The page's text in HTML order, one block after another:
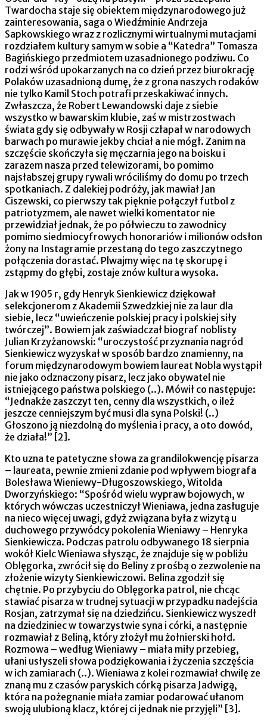
Twardocha staje się obiektem międzynarodowego już
zainteresowania, saga o Wiedźminie Andrzeja
Sapkowskiego wraz z rozlicznymi wirtualnymi mutacjami
rozdziałem kultury samym w sobie a “Katedra” Tomasza
Bagińskiego przedmiotem uzasadnionego podziwu. Co
rodzi wśród upokarzanych na co dzień przez biurokrację
Polaków uzasadnioną dumę, że z grona naszych rodaków
nie tylko Kamil Stoch potrafi przeskakiwać innych.
Zwłaszcza, że Robert Lewandowski daje z siebie
wszystko w bawarskim klubie, zaś w mistrzostwach
świata gdy się odbywały w Rosji człapał w narodowych
barwach po murawie jekby chciał a nie mógł. Zanim na
szczęście skończyła się męczarnia jego na boisku i
zarazem nasza przed telewizorami, bo pomimo
najsłabszej grupy rywali wróciliśmy do domu po trzech
spotkaniach. Z dalekiej podróży, jak mawiał Jan
Ciszewski, co pierwszy tak pięknie połączył futbol z
patriotyzmem, ale nawet wielki komentator nie
przewidział jednak, że po półwieczu to zawodnicy
pomimo siedmiocyfrowych honorariów i milionów odsłon
żony na Instagramie przestaną do tego zaszczytnego
połączenia dorastać. Plwajmy więc na tę skorupę i
zstąpmy do głębi, zostaje znów kultura wysoka.
Jak w 1905 r, gdy Henryk Sienkiewicz dziękował
selekcjonerom z Akademii Szwedzkiej nie za laur dla
siebie, lecz “uwieńczenie polskiej pracy i polskiej siły
twórczej”. Bowiem jak zaświadczał biograf noblisty
Julian Krzyżanowski: “uroczystość przyznania nagród
Sienkiewicz wyzyskał w sposób bardzo znamienny, na
forum międzynarodowym bowiem laureat Nobla wystąpił
nie jako odznaczony pisarz, lecz jako obywatel nie
istniejącego państwa polskiego (..). Mówił co następuje:
“Jednakże zaszczyt ten, cenny dla wszystkich, o ileż
jeszcze cenniejszym być musi dla syna Polski! (..)
Głoszono ją niezdolną do myślenia i pracy, a oto dowód,
że działa!” [2].
Kto uzna te patetyczne słowa za grandilokwencję pisarza
– laureata, pewnie zmieni zdanie pod wpływem biografa
Bolesława Wieniewy-Długoszowskiego, Witolda
Dworzyńskiego: “Spośród wielu wypraw bojowych, w
których wówczas uczestniczył Wieniawa, jedna zasługuje
na nieco więcej uwagi, gdyż związana była z wizytą u
duchowego przywódcy pokolenia Wieniawy – Henryka
Sienkiewicza. Podczas patrolu odbywanego 18 sierpnia
wokół Kielc Wieniawa słysząc, że znajduje się w pobliżu
Oblęgorka, zwrócił się do Beliny z prośbą o zezwolenie na
złożenie wizyty Sienkiewiczowi. Belina zgodził się
chętnie. Po przybyciu do Oblęgorka patrol, nie chcąc
stawiać pisarza w trudnej sytuacji w przypadku nadejścia
Rosjan, zatrzymał się na dziedzińcu. Sienkiewicz wyszedł
na dziedziniec w towarzystwie syna i córki, a następnie
rozmawiał z Beliną, który złożył mu żołnierski hołd.
Rozmowa – według Wieniawy – miała miły przebieg,
ułani usłyszeli słowa podziękowania i życzenia szczęścia
w ich zamiarach (..). Wieniawa z kolei rozmawiał chwilę ze
znaną mu z czasów paryskich córką pisarza Jadwigą,
która na pożegnanie miała zamiar podarować ułanom
swoją ulubioną klacz, której ci jednak nie przyjęli” [3].